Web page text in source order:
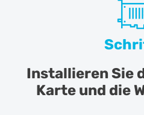
Installieren Sie
Karte und die